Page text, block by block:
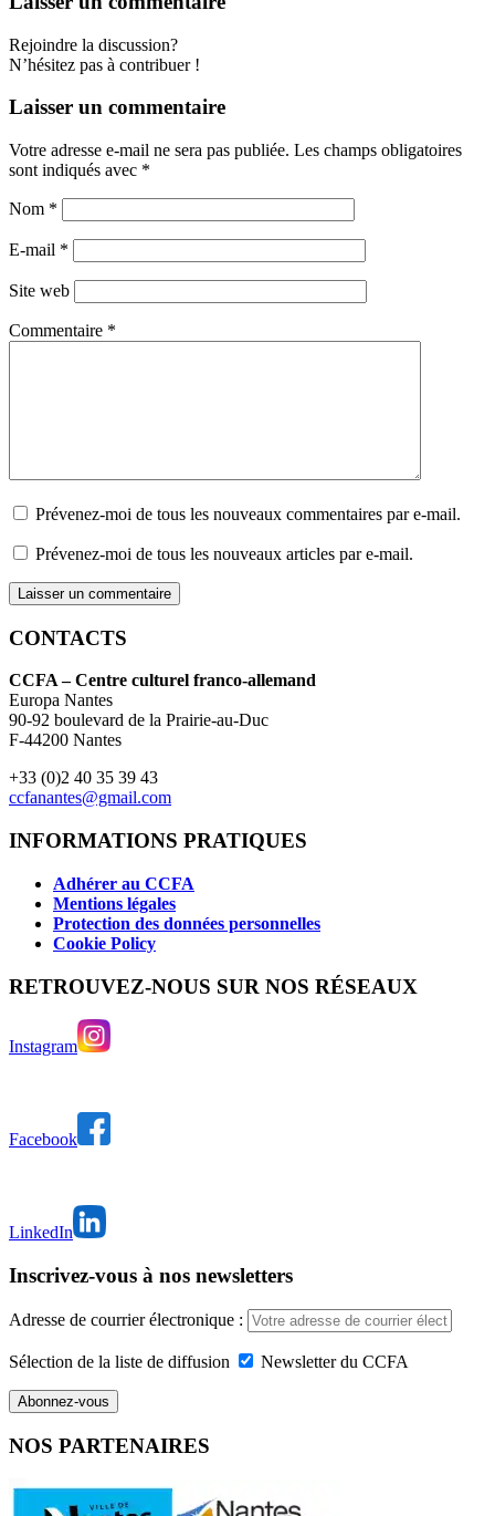
Rejoindre la discussion?
N’hésitez pas à contribuer !
Laisser un commentaire
Votre adresse e-mail ne sera pas publiée. Les champs obligatoires
sont indiqués avec *
Nom *
E-mail *
Site web
Commentaire *
Prévenez-moi de tous les nouveaux commentaires par e-mail.
Prévenez-moi de tous les nouveaux articles par e-mail.
CONTACTS
CCFA – Centre culturel franco-allemand
Europa Nantes
90-92 boulevard de la Prairie-au-Duc
F-44200 Nantes
+33 (0)2 40 35 39 43
ccfanantes@gmail.com
INFORMATIONS PRATIQUES
Adhérer au CCFA
Mentions légales
Protection des données personnelles
Cookie Policy
RETROUVEZ-NOUS SUR NOS RÉSEAUX
Instagram
Facebook
LinkedIn
Inscrivez-vous à nos newsletters
Adresse de courrier électronique :
Sélection de la liste de diffusion Newsletter du CCFA
NOS PARTENAIRES